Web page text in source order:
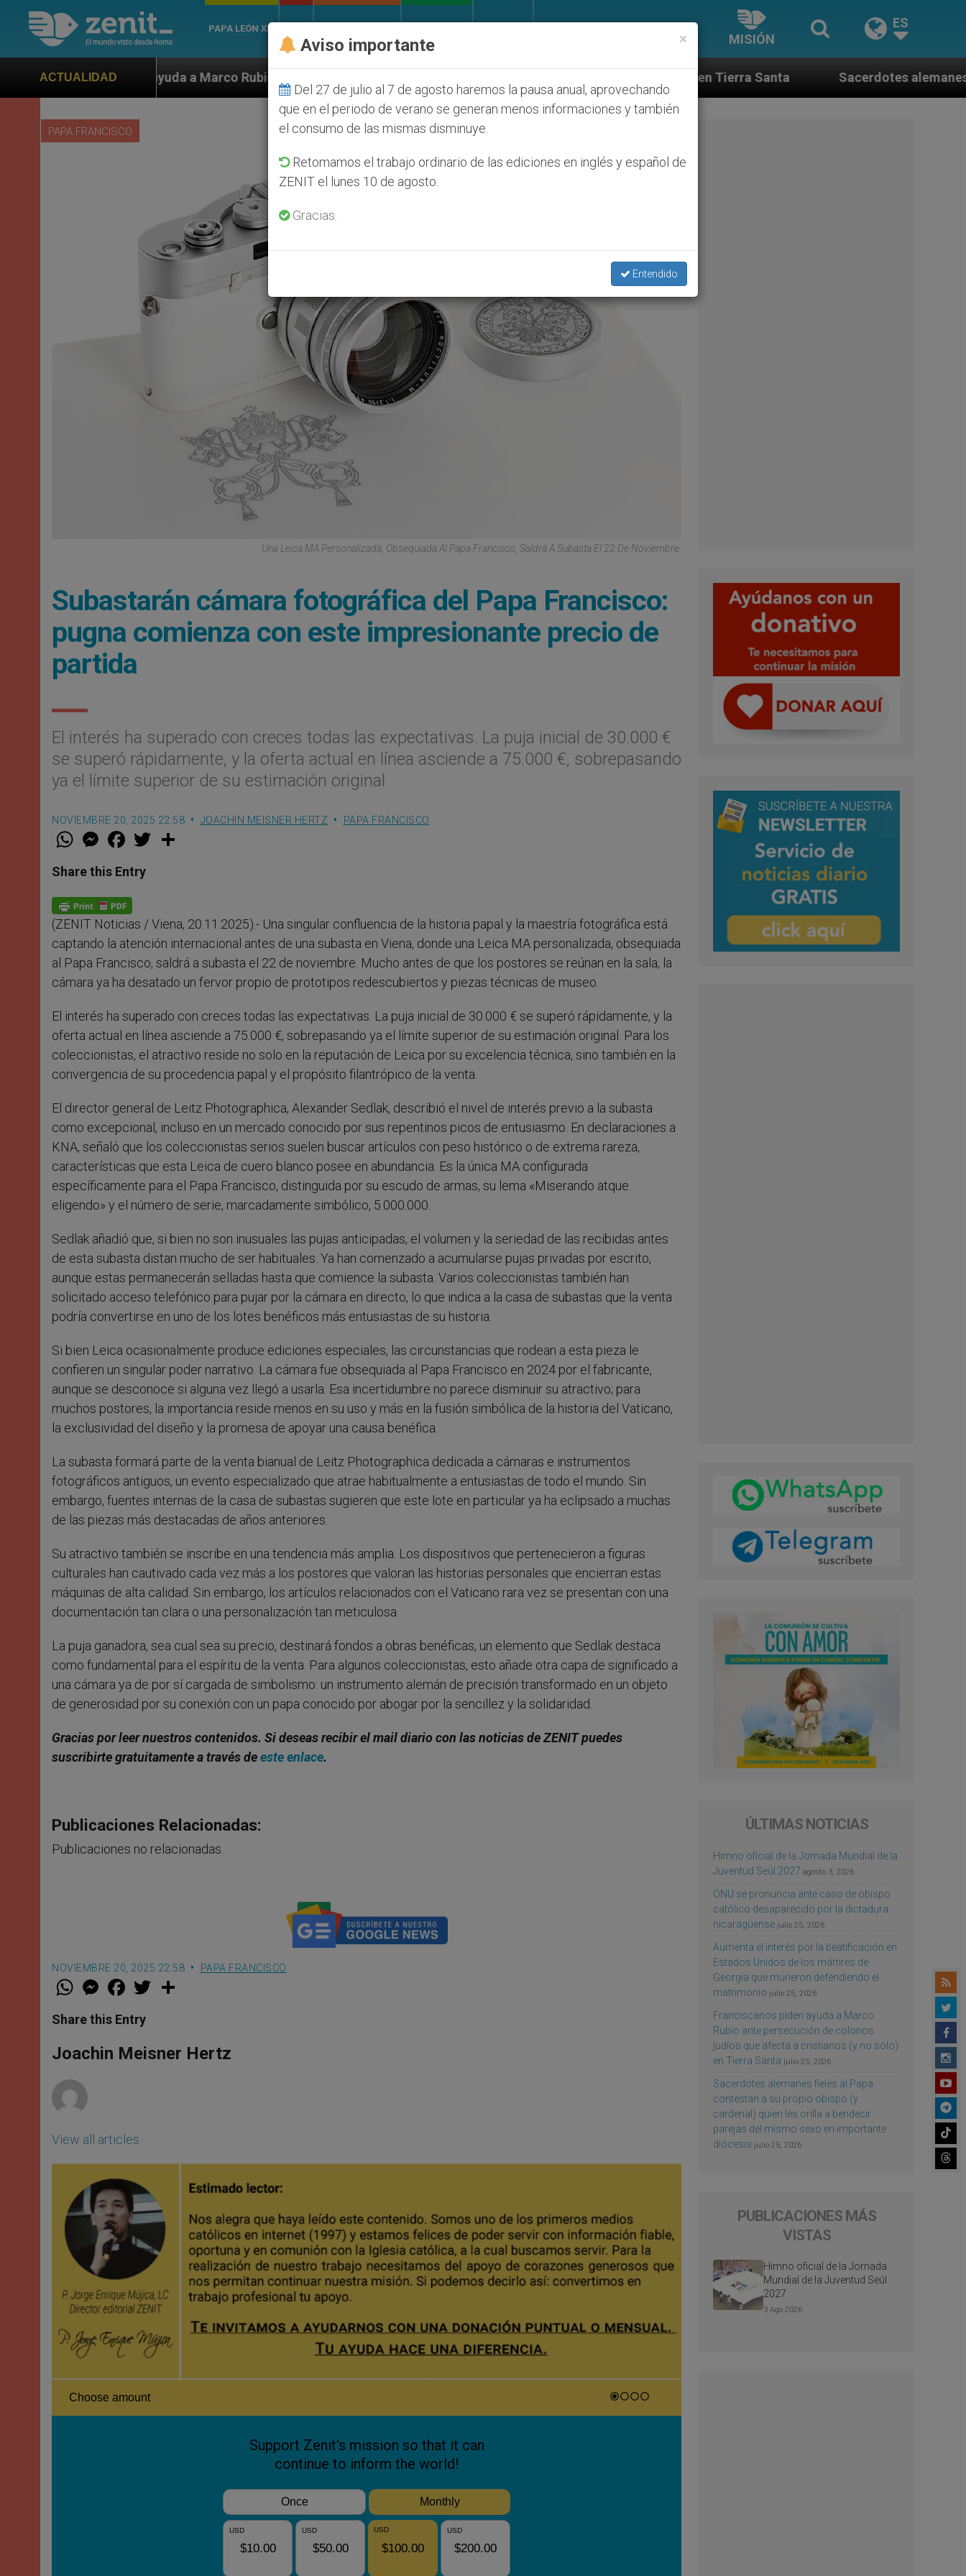
PAPA LEÓN XIV
MISIÓN
ES
ACTUALIDAD
ayuda a Marco Rubio ante persecución de colonos judíos que afecta a cristianos (y no sólo) en Tierra Santa Sacerdotes alemanes fieles al Papa
PAPA FRANCISCO
Una Leica MA Personalizada, Obsequiada Al Papa Francisco, Saldrá A Subasta El 22 De Noviembre.
Subastarán cámara fotográfica del Papa Francisco:
pugna comienza con este impresionante precio de
partida
El interés ha superado con creces todas las expectativas. La puja inicial de 30.000 €
se superó rápidamente, y la oferta actual en línea asciende a 75.000 €, sobrepasando
ya el límite superior de su estimación original
NOVIEMBRE 20, 2025 22:58 JOACHIN MEISNER HERTZ PAPA FRANCISCO
W
t
s
p
p
M
e
s
e
g
e
r
F
a
e
b
o
k
w
Share this Entry
(ZENIT Noticias / Viena, 20.11.2025).- Una singular confluencia de la historia papal y la maestría fotográfica está
captando la atención internacional antes de una subasta en Viena, donde una Leica MA personalizada, obsequiada
al Papa Francisco, saldrá a subasta el 22 de noviembre. Mucho antes de que los postores se reúnan en la sala, la
cámara ya ha desatado un fervor propio de prototipos redescubiertos y piezas técnicas de museo.
El interés ha superado con creces todas las expectativas. La puja inicial de 30.000 € se superó rápidamente, y la
oferta actual en línea asciende a 75.000 €, sobrepasando ya el límite superior de su estimación original. Para los
coleccionistas, el atractivo reside no solo en la reputación de Leica por su excelencia técnica, sino también en la
convergencia de su procedencia papal y el propósito filantrópico de la venta.
El director general de Leitz Photographica, Alexander Sedlak, describió el nivel de interés previo a la subasta
como excepcional, incluso en un mercado conocido por sus repentinos picos de entusiasmo. En declaraciones a
KNA, señaló que los coleccionistas serios suelen buscar artículos con peso histórico o de extrema rareza,
características que esta Leica de cuero blanco posee en abundancia. Es la única MA configurada
específicamente para el Papa Francisco, distinguida por su escudo de armas, su lema «Miserando atque
eligendo» y el número de serie, marcadamente simbólico, 5.000.000.
Sedlak añadió que, si bien no son inusuales las pujas anticipadas, el volumen y la seriedad de las recibidas antes
de esta subasta distan mucho de ser habituales. Ya han comenzado a acumularse pujas privadas por escrito,
aunque estas permanecerán selladas hasta que comience la subasta. Varios coleccionistas también han
solicitado acceso telefónico para pujar por la cámara en directo, lo que indica a la casa de subastas que la venta
podría convertirse en uno de los lotes benéficos más entusiastas de su historia.
Si bien Leica ocasionalmente produce ediciones especiales, las circunstancias que rodean a esta pieza le
confieren un singular poder narrativo. La cámara fue obsequiada al Papa Francisco en 2024 por el fabricante,
aunque se desconoce si alguna vez llegó a usarla. Esa incertidumbre no parece disminuir su atractivo; para
muchos postores, la importancia reside menos en su uso y más en la fusión simbólica de la historia del Vaticano,
la exclusividad del diseño y la promesa de apoyar una causa benéfica.
La subasta formará parte de la venta bianual de Leitz Photographica dedicada a cámaras e instrumentos
fotográficos antiguos, un evento especializado que atrae habitualmente a entusiastas de todo el mundo. Sin
embargo, fuentes internas de la casa de subastas sugieren que este lote en particular ya ha eclipsado a muchas
de las piezas más destacadas de años anteriores.
Su atractivo también se inscribe en una tendencia más amplia. Los dispositivos que pertenecieron a figuras
culturales han cautivado cada vez más a los postores que valoran las historias personales que encierran estas
máquinas de alta calidad. Sin embargo, los artículos relacionados con el Vaticano rara vez se presentan con una
documentación tan clara o una personalización tan meticulosa.
La puja ganadora, sea cual sea su precio, destinará fondos a obras benéficas, un elemento que Sedlak destaca
como fundamental para el espíritu de la venta. Para algunos coleccionistas, esto añade otra capa de significado a
una cámara ya de por sí cargada de simbolismo: un instrumento alemán de precisión transformado en un objeto
de generosidad por su conexión con un papa conocido por abogar por la sencillez y la solidaridad.
Gracias por leer nuestros contenidos. Si deseas recibir el mail diario con las noticias de ZENIT puedes
suscribirte gratuitamente a través deeste enlace.
Publicaciones Relacionadas:
Publicaciones no relacionadas.
NOVIEMBRE 20, 2025 22:58 PAPA FRANCISCO
W
t
s
p
p
M
e
s
e
g
e
F
a
e
b
o
k
w
r
Share this Entry
Joachin Meisner Hertz
View all articles
ÚLTIMAS NOTICIAS
Himno oficial de la Jornada Mundial de la
Juventud Seúl 2027 agosto 3, 2026
ONU se pronuncia ante caso de obispo
católico desaparecido por la dictadura
nicaragüense julio 25, 2026
Aumenta el interés por la beatificación en
Estados Unidos de los mártires de
Georgia que murieron defendiendo el
matrimonio julio 25, 2026
Franciscanos piden ayuda a Marco
Rubio ante persecución de colonos
judíos que afecta a cristianos (y no sólo)
en Tierra Santa julio 25, 2026
Sacerdotes alemanes fieles al Papa
contestan a su propio obispo (y
cardenal) quien les orilla a bendecir
parejas del mismo sexo en importante
diócesis julio 25, 2026
PUBLICACIONES MÁS
VISTAS
Himno oficial de la Jornada
Mundial de la Juventud Seúl
2027
3 Ago 2026
×
Aviso importante
Del 27 de julio al 7 de agosto haremos la pausa anual, aprovechando
que en el periodo de verano se generan menos informaciones y también
el consumo de las mismas disminuye.
Retomamos el trabajo ordinario de las ediciones en inglés y español de
ZENIT el lunes 10 de agosto.
Gracias.
Entendido